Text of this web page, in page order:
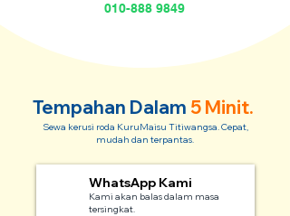
010-888 9849
Tempahan Dalam 5 Minit.
Sewa kerusi roda KuruMaisu Titiwangsa. Cepat,
mudah dan terpantas.
WhatsApp Kami
Kami akan balas dalam masa
tersingkat.